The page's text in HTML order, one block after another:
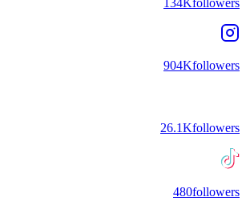
134Kfollowers
904Kfollowers
26.1Kfollowers
480followers